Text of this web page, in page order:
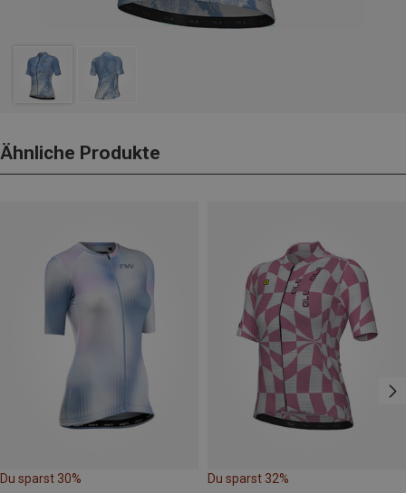
Ähnliche Produkte
Du sparst 30% Du sparst 32%